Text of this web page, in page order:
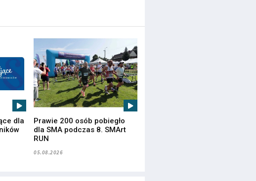
dla
Prawie 200 osób pobiegło
dla SMA podczas 8. SMArt
RUN
05.08.2026